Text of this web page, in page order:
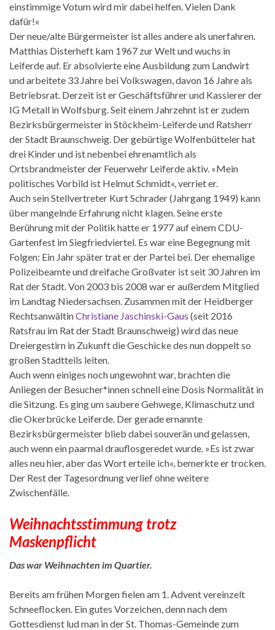
einstimmige Votum wird mir dabei helfen. Vielen Dank
dafür!«
Der neue/alte Bürgermeister ist alles andere als unerfahren.
Matthias Disterheft kam 1967 zur Welt und wuchs in
Leiferde auf. Er absolvierte eine Ausbildung zum Landwirt
und arbeitete 33 Jahre bei Volkswagen, davon 16 Jahre als
Betriebsrat. Derzeit ist er Geschäftsführer und Kassierer der
IG Metall in Wolfsburg. Seit einem Jahrzehnt ist er zudem
Bezirksbürgermeister in Stöckheim-Leiferde und Ratsherr
der Stadt Braunschweig. Der gebürtige Wolfenbütteler hat
drei Kinder und ist nebenbei ehrenamtlich als
Ortsbrandmeister der Feuerwehr Leiferde aktiv. »Mein
politisches Vorbild ist Helmut Schmidt«, verriet er.
Auch sein Stellvertreter Kurt Schrader (Jahrgang 1949) kann
über mangelnde Erfahrung nicht klagen. Seine erste
Berührung mit der Politik hatte er 1977 auf einem CDU-
Gartenfest im Siegfriedviertel. Es war eine Begegnung mit
Folgen: Ein Jahr später trat er der Partei bei. Der ehemalige
Polizeibeamte und dreifache Großvater ist seit 30 Jahren im
Rat der Stadt. Von 2003 bis 2008 war er außerdem Mitglied
im Landtag Niedersachsen. Zusammen mit der Heidberger
RechtsanwältinChristiane Jaschinski-Gaus (seit 2016
Ratsfrau im Rat der Stadt Braunschweig) wird das neue
Dreiergestirn in Zukunft die Geschicke des nun doppelt so
großen Stadtteils leiten.
Auch wenn einiges noch ungewohnt war, brachten die
Anliegen der Besucher*innen schnell eine Dosis Normalität in
die Sitzung. Es ging um saubere Gehwege, Klimaschutz und
die Okerbrücke Leiferde. Der gerade ernannte
Bezirksbürgermeister blieb dabei souverän und gelassen,
auch wenn ein paarmal drauflosgeredet wurde. »Es ist zwar
alles neu hier, aber das Wort erteile ich«, bemerkte er trocken.
Der Rest der Tagesordnung verlief ohne weitere
Zwischenfälle.
Weihnachtsstimmung trotz
Maskenpflicht
Das war Weihnachten im Quartier.
Bereits am frühen Morgen fielen am 1. Advent vereinzelt
Schneeflocken. Ein gutes Vorzeichen, denn nach dem
Gottesdienst lud man in der St. Thomas-Gemeinde zum